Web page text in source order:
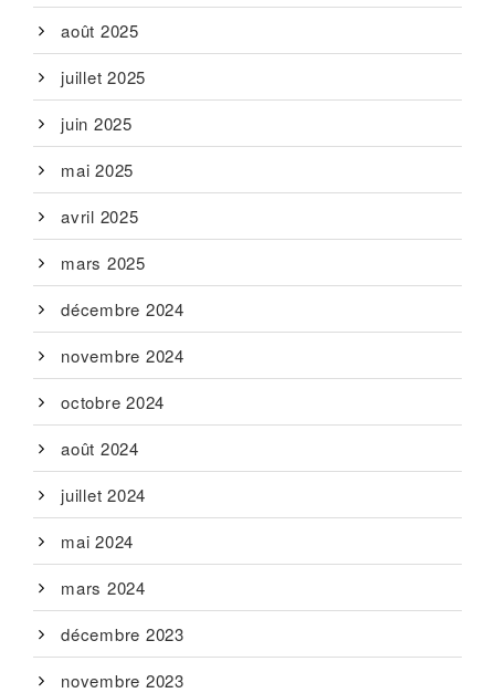
août 2025
juillet 2025
juin 2025
mai 2025
avril 2025
mars 2025
décembre 2024
novembre 2024
octobre 2024
août 2024
juillet 2024
mai 2024
mars 2024
décembre 2023
novembre 2023